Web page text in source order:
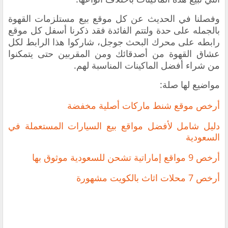
وفصلنا في الحديث عن كل موقع بيع مستلزمات القهوة
بالجمله على حدة ولتتم الفائدة فقد ذكرنا أسفل كل موقع
رابطه على محرك البحث جوجل، شاركوا هذا الرابط لكل
عشاق القهوة من أصدقائك ومن المقربين حتى يتمكنوا
من شراء أفضل الماكينات المناسبة لهم.
مواضيع لها صلة:
أرخص موقع شنط ماركات أصلية مخفضة
دليل شامل لأفضل مواقع بيع السيارات المستعملة في
السعودية
أرخص 9 مواقع إماراتية تشحن للسعودية موثوق بها
أرخص 7 محلات اثاث بالكويت مشهورة